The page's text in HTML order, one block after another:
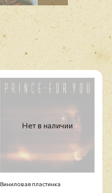
Нет в наличии
Виниловая пластинка